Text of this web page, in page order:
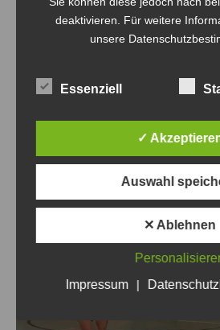
deaktivieren. Für weitere
unsere
Essenziell
✓
Auswahl
✕ Ablehnen
Impressum
|